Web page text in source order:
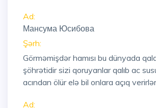
Ad:
Мансума Юсибова
Şərh:
Görməmişdər hamısı bu dünyada
şöhrətidir sizi qoruyanlar qalıb ac
acından ölür elə bil onlara açıq
Ad: